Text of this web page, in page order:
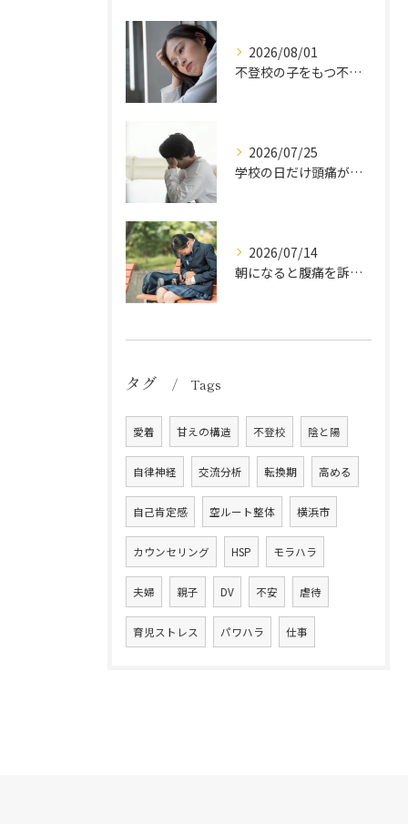
2026/08/01
不登校の子をもつ不安な母親が自分を取り戻す方法
2026/07/25
学校の日だけ頭痛が出る中学生の心理状態とは？原因と親の正しい対応法
2026/07/14
朝になると腹痛を訴える中学生は不登校の前兆？原因と親の対応法
タグ Tags
愛着 甘えの構造 不登校 陰と陽
自律神経 交流分析 転換期 高める
自己肯定感 空ルート整体 横浜市
カウンセリング HSP モラハラ
夫婦 親子 DV 不安 虐待
育児ストレス パワハラ 仕事